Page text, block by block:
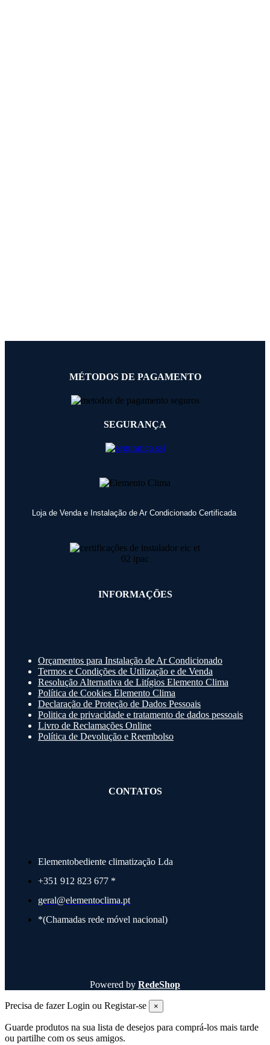
MÉTODOS DE PAGAMENTO
SEGURANÇA
Loja de Venda e Instalação de Ar Condicionado Certificada
INFORMAÇÕES
Orçamentos para Instalação de Ar Condicionado
Termos e Condições de Utilização e de Venda
Resolução Alternativa de Litígios Elemento Clima
Política de Cookies Elemento Clima
Declaração de Proteção de Dados Pessoais
Politica de privacidade e tratamento de dados pessoais
Livro de Reclamações Online
Política de Devolução e Reembolso
CONTATOS
Elementobediente climatização Lda
+351 912 823 677 *
geral@elementoclima.pt
*(Chamadas rede móvel nacional)
Powered by RedeShop
Precisa de fazer Login ou Registar-se ×
Guarde produtos na sua lista de desejos para comprá-los mais tarde
ou partilhe com os seus amigos.